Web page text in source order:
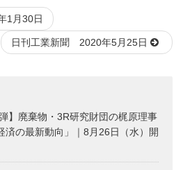
1月30日
日刊工業新聞 2020年5月25日
】廃棄物・3R研究財団の梶原理事
済の最新動向」｜8月26日（水）開